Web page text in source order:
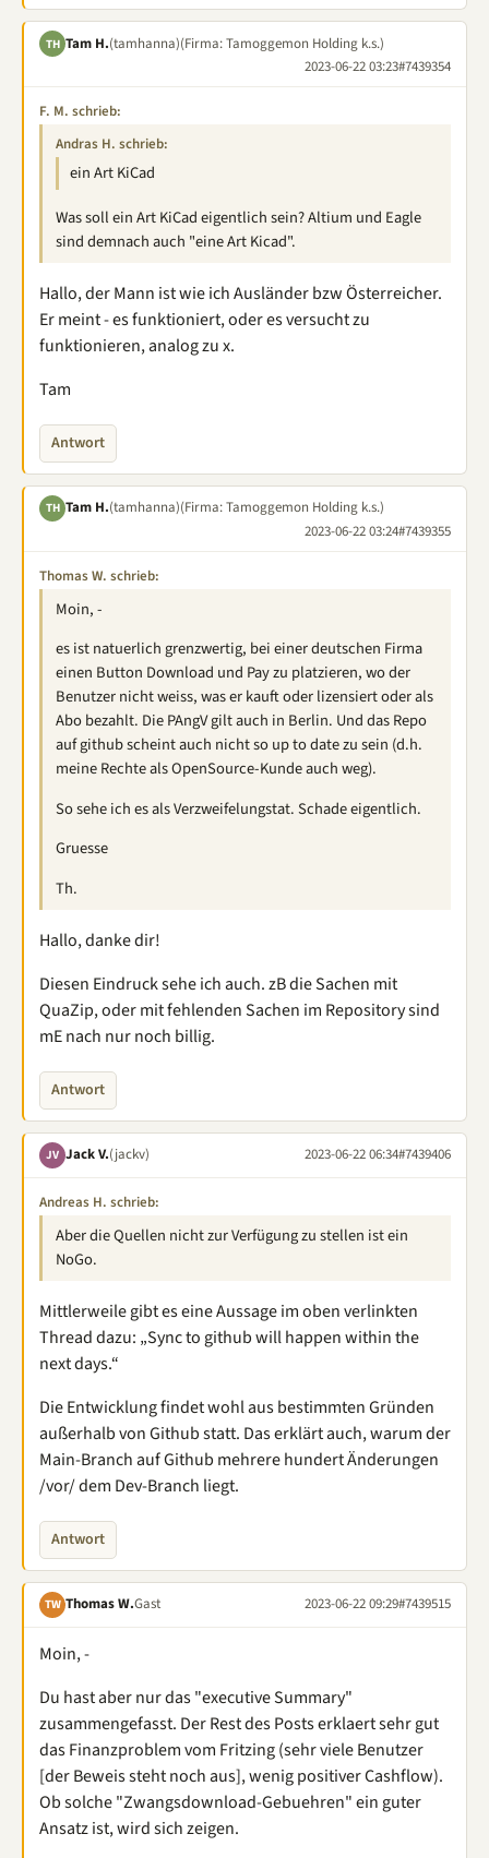
TH Tam H.(tamhanna)(Firma: Tamoggemon Holding k.s.)
2023-06-22 03:23#7439354
F. M. schrieb:
Andras H. schrieb:
ein Art KiCad
Was soll ein Art KiCad eigentlich sein? Altium und Eagle
sind demnach auch "eine Art Kicad".
Hallo, der Mann ist wie ich Ausländer bzw Österreicher.
Er meint - es funktioniert, oder es versucht zu
funktionieren, analog zu x.
Tam
Antwort
TH Tam H.(tamhanna)(Firma: Tamoggemon Holding k.s.)
2023-06-22 03:24#7439355
Thomas W. schrieb:
Moin, -
es ist natuerlich grenzwertig, bei einer deutschen Firma
einen Button Download und Pay zu platzieren, wo der
Benutzer nicht weiss, was er kauft oder lizensiert oder als
Abo bezahlt. Die PAngV gilt auch in Berlin. Und das Repo
auf github scheint auch nicht so up to date zu sein (d.h.
meine Rechte als OpenSource-Kunde auch weg).
So sehe ich es als Verzweifelungstat. Schade eigentlich.
Gruesse
Th.
Hallo, danke dir!
Diesen Eindruck sehe ich auch. zB die Sachen mit
QuaZip, oder mit fehlenden Sachen im Repository sind
mE nach nur noch billig.
Antwort
JV Jack V.(jackv) 2023-06-22 06:34#7439406
Andreas H. schrieb:
Aber die Quellen nicht zur Verfügung zu stellen ist ein
NoGo.
Mittlerweile gibt es eine Aussage im oben verlinkten
Thread dazu: „Sync to github will happen within the
next days.“
Die Entwicklung findet wohl aus bestimmten Gründen
außerhalb von Github statt. Das erklärt auch, warum der
Main-Branch auf Github mehrere hundert Änderungen
/vor/ dem Dev-Branch liegt.
Antwort
TW Thomas W.Gast 2023-06-22 09:29#7439515
Moin, -
Du hast aber nur das "executive Summary"
zusammengefasst. Der Rest des Posts erklaert sehr gut
das Finanzproblem vom Fritzing (sehr viele Benutzer
[der Beweis steht noch aus], wenig positiver Cashflow).
Ob solche "Zwangsdownload-Gebuehren" ein guter
Ansatz ist, wird sich zeigen.